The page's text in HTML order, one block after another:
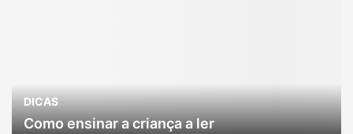
DICAS
Como ensinar a criança a ler